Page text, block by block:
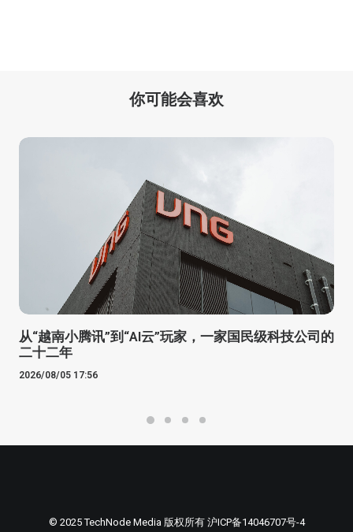
你可能会喜欢
从“越南小腾讯”到“AI云”玩家，一家国民级科技公司的
二十二年
2026/08/05 17:56
© 2025 TechNode Media 版权所有 沪ICP备14046707号-4